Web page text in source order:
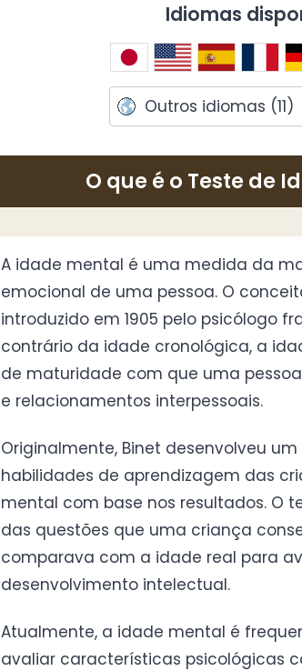
Idiomas
Outros idiomas (11)
O que é o Teste de
A idade mental é uma medida da
emocional de uma pessoa. O
introduzido em 1905 pelo psicólogo
contrário da idade cronológica, a
de maturidade com que uma
e relacionamentos interpessoais.
Originalmente, Binet desenvolveu
habilidades de aprendizagem das
mental com base nos resultados. O
das questões que uma criança
comparava com a idade real para
desenvolvimento intelectual.
Atualmente, a idade mental é
avaliar características psicológicas